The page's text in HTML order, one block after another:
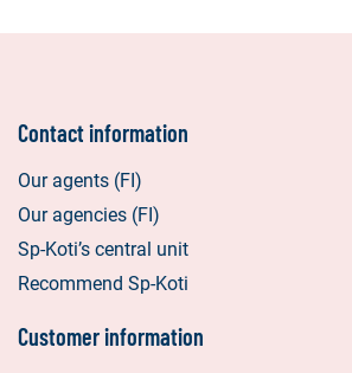
Contact information
Our agents (FI)
Our agencies (FI)
Sp-Koti’s central unit
Recommend Sp-Koti
Customer information